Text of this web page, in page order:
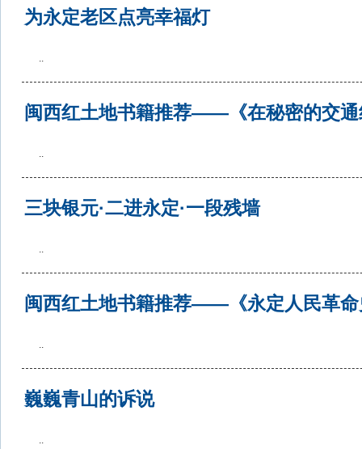
为永定老区点亮幸福灯
..
闽西红土地书籍推荐——《在秘密的交通
..
三块银元·二进永定·一段残墙
..
闽西红土地书籍推荐——《永定人民革命
..
巍巍青山的诉说
..